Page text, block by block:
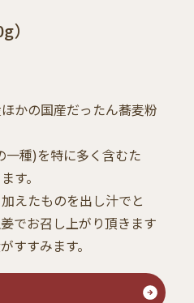
かの国産だったん蕎麦粉
一種)を特に多く含むた
す。
えたものを出し汁でと
でお召し上がり頂きます
すすみます。